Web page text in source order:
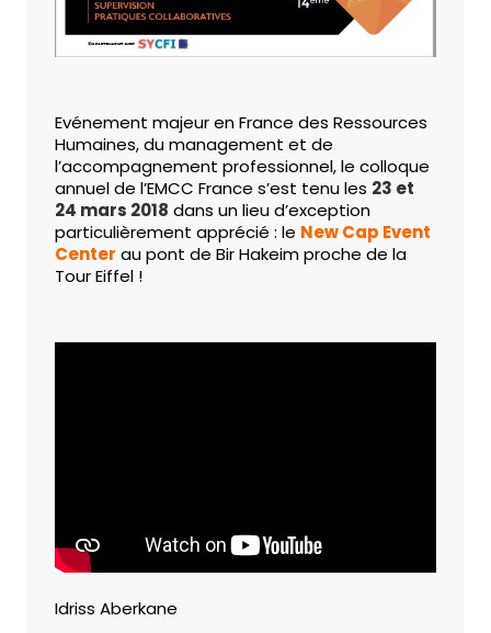
Evénement majeur en France des Ressources
Humaines, du management et de
l’accompagnement professionnel, le colloque
annuel de l’EMCC France s’est tenu les 23 et
24 mars 2018 dans un lieu d’exception
particulièrement apprécié : le New Cap Event
Center au pont de Bir Hakeim proche de la
Tour Eiffel !
Idriss Aberkane